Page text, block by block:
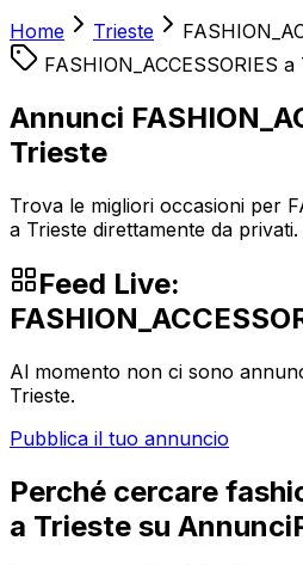
Home Trieste
FASHION_ACCESSORIES a
Annunci
Trieste
Trova le migliori occasioni per
a Trieste direttamente da privati.
Feed Live:
Al momento non ci sono
Trieste.
Pubblica il tuo annuncio
Perché cercare
a Trieste su